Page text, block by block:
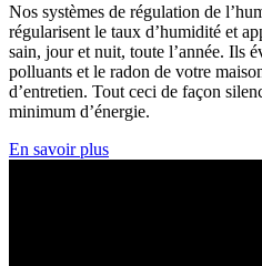
Nos systèmes de régulation de
régularisent le taux d’humidité et
sain, jour et nuit, toute l’année. Ils
polluants et le radon de votre
d’entretien. Tout ceci de façon
minimum d’énergie.
En savoir plus